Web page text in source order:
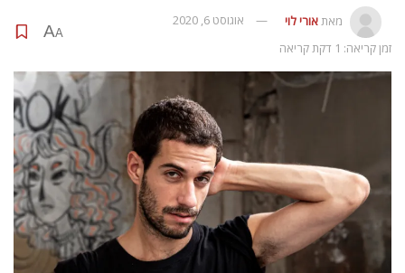
מאת אורי לוי
אוגוסט 6, 2020
זמן קריאה: 1 דקת קריאה
A
A